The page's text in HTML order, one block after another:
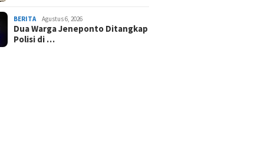
BERITA Agustus 6, 2026
Dua Warga Jeneponto Ditangkap
Polisi di …